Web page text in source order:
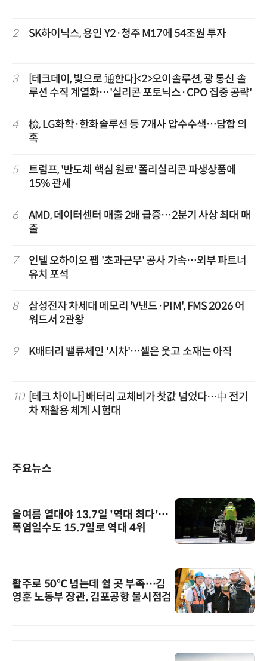
2 SK하이닉스, 용인 Y2·청주 M17에 54조원 투자
3
[테크데이, 빛으로 通한다]<2>오이솔루션, 광 통신 솔
루션 수직 계열화…'실리콘 포토닉스·CPO 집중 공략'
4
檢, LG화학·한화솔루션 등 7개사 압수수색…담합 의
혹
5
트럼프, '반도체 핵심 원료' 폴리실리콘 파생상품에
15% 관세
6
AMD, 데이터센터 매출 2배 급증…2분기 사상 최대 매
출
7
인텔 오하이오 팹 '초과근무' 공사 가속…외부 파트너
유치 포석
8
삼성전자 차세대 메모리 'V낸드·PIM', FMS 2026 어
워드서 2관왕
9 K배터리 밸류체인 '시차'…셀은 웃고 소재는 아직
10
[테크 차이나] 배터리 교체비가 찻값 넘었다…中 전기
차 재활용 체계 시험대
주요뉴스
올여름 열대야 13.7일 '역대 최다'…
폭염일수도 15.7일로 역대 4위
활주로 50℃ 넘는데 쉴 곳 부족…김
영훈 노동부 장관, 김포공항 불시점검